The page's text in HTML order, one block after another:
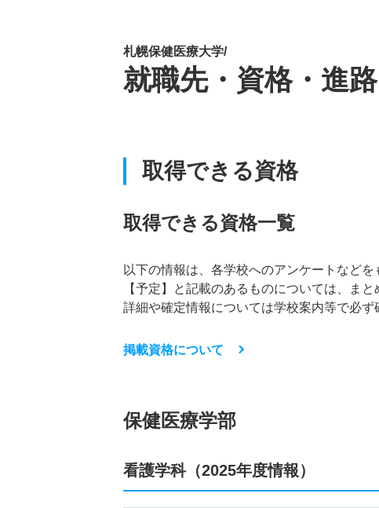
札幌保健医療大学/
就職先・資格・進路
取得できる資格
取得できる資格一覧
以下の情報は、各学校へのアンケートなど
【予定】と記載のあるものについては、ま
詳細や確定情報については学校案内等で必ず
掲載資格について
保健医療学部
看護学科（2025年度情報）